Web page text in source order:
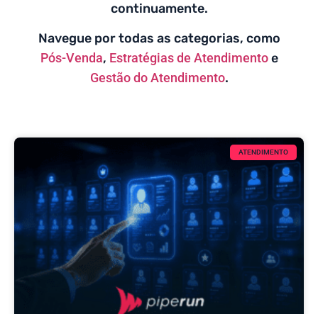
continuamente.
Navegue por todas as categorias, como
Pós-Venda, Estratégias de Atendimentoe
Gestão do Atendimento.
ATENDIMENTO